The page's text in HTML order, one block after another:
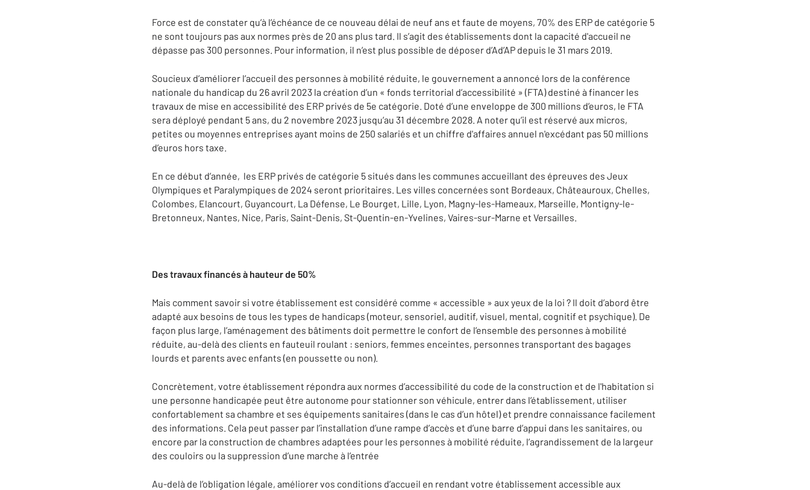
Force est de constater qu’à l’échéance de ce nouveau délai de neuf ans et faute de moyens, 70% des ERP de catégorie 5
ne sont toujours pas aux normes près de 20 ans plus tard. Il s’agit des établissements dont la capacité d'accueil ne
dépasse pas 300 personnes. Pour information, il n’est plus possible de déposer d’Ad’AP depuis le 31 mars 2019.
Soucieux d’améliorer l’accueil des personnes à mobilité réduite, le gouvernement a annoncé lors de la conférence
nationale du handicap du 26 avril 2023 la création d’un « fonds territorial d’accessibilité » (FTA) destiné à financer les
travaux de mise en accessibilité des ERP privés de 5e catégorie. Doté d’une enveloppe de 300 millions d’euros, le FTA
sera déployé pendant 5 ans, du 2 novembre 2023 jusqu’au 31 décembre 2028. A noter qu’il est réservé aux micros,
petites ou moyennes entreprises ayant moins de 250 salariés et un chiffre d'affaires annuel n'excédant pas 50 millions
d’euros hors taxe.
En ce début d’année, les ERP privés de catégorie 5 situés dans les communes accueillant des épreuves des Jeux
Olympiques et Paralympiques de 2024 seront prioritaires. Les villes concernées sont Bordeaux, Châteauroux, Chelles,
Colombes, Elancourt, Guyancourt, La Défense, Le Bourget, Lille, Lyon, Magny-les-Hameaux, Marseille, Montigny-le-
Bretonneux, Nantes, Nice, Paris, Saint-Denis, St-Quentin-en-Yvelines, Vaires-sur-Marne et Versailles.
Des travaux financés à hauteur de 50%
Mais comment savoir si votre établissement est considéré comme « accessible » aux yeux de la loi ? Il doit d’abord être
adapté aux besoins de tous les types de handicaps (moteur, sensoriel, auditif, visuel, mental, cognitif et psychique). De
façon plus large, l’aménagement des bâtiments doit permettre le confort de l’ensemble des personnes à mobilité
réduite, au-delà des clients en fauteuil roulant : seniors, femmes enceintes, personnes transportant des bagages
lourds et parents avec enfants (en poussette ou non).
Concrètement, votre établissement répondra aux normes d’accessibilité du code de la construction et de l'habitation si
une personne handicapée peut être autonome pour stationner son véhicule, entrer dans l’établissement, utiliser
confortablement sa chambre et ses équipements sanitaires (dans le cas d’un hôtel) et prendre connaissance facilement
des informations. Cela peut passer par l’installation d’une rampe d’accès et d’une barre d’appui dans les sanitaires, ou
encore par la construction de chambres adaptées pour les personnes à mobilité réduite, l’agrandissement de la largeur
des couloirs ou la suppression d’une marche à l’entrée
Au-delà de l’obligation légale, améliorer vos conditions d’accueil en rendant votre établissement accessible aux